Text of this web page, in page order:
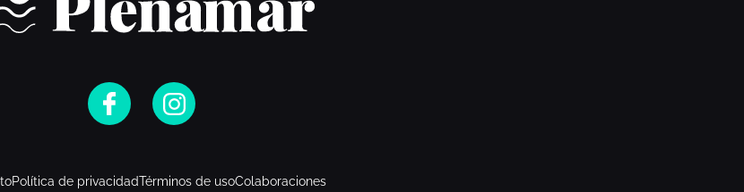
Política de privacidadTérminos de usoColaboraciones